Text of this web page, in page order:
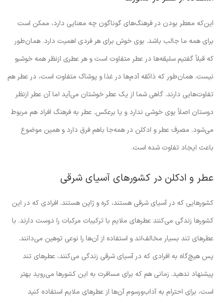
این‌که معطر بودن در فرهنگ‌های گوناگون چه معنایی دارد، ممکن است
برای همه ما جالب باشد. بوی خوش برای هر فردی اهمیت دارد. همان‌طور
که قبلاً گفتیم سلیقه‌ها در عطر متفاوت است و هر عطری ازنظر همه خوشبو
نیست. همان‌طور که ذائقه آدم‌ها در غذا و پوشاک متفاوت است، در عطر هم
تفاوت‌هایی دارند. گاهی شما از یک عطر خوشتان می‌آید اما آن عطر ازنظر
دوستان اصلاً بوی خوشی ندارد و یا برعکس. عطر به فرهنگ افراد هم مربوط
می‌شود. مصرف عطر و ادکلن در همه‌جا باهم فرق دارد و همین موضوع
باعث ایجاد تفاوت شده است.
عطر و ادکلن در کشورهای آسیای شرقی
کشورهایی که در آسیای شرقی هستند، کره و ژاپن هستند. افرادی که در این
کشورها زندگی می‌کنند عطرهای ملایم با ترکیبات مرکبات را دوست دارند. با
عطرهای تند بسیار مخالف‌اند و استفاده از آن‌ها را نوعی توهین می‌دانند.
پس هیچ‌گاه به افرادی که در آسیای شرقی زندگی می‌کنند، عطرهای تند
پیشنهاد ندهید. زمانی هم که برای مسافرت به این کشورها می‌روید بهتر
است، برای احترام به آداب‌ورسوم آن‌ها از عطرهای ملایم استفاده کنید